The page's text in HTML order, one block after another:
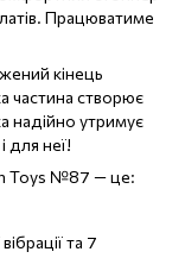
Працюватиме
кінець
частина створює
надійно утримує
для неї!
Toys №87 — це:
та 7